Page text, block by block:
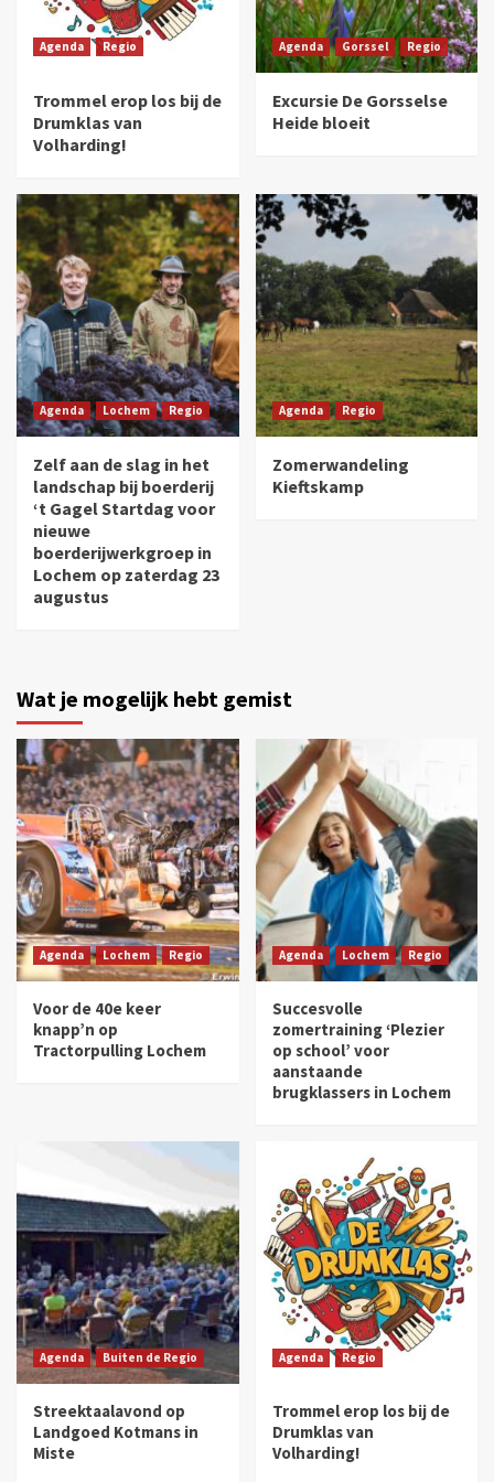
Agenda Regio
Trommel erop los bij de
Drumklas van
Volharding!
Agenda Gorssel Regio
Excursie De Gorsselse
Heide bloeit
Agenda Lochem Regio
Zelf aan de slag in het
landschap bij boerderij
‘t Gagel Startdag voor
nieuwe
boerderijwerkgroep in
Lochem op zaterdag 23
augustus
Agenda Regio
Zomerwandeling
Kieftskamp
Wat je mogelijk hebt gemist
Agenda Lochem Regio
Voor de 40e keer
knapp’n op
Tractorpulling Lochem
Agenda Lochem Regio
Succesvolle
zomertraining ‘Plezier
op school’ voor
aanstaande
brugklassers in Lochem
Agenda Buiten de Regio
Streektaalavond op
Landgoed Kotmans in
Miste
Agenda Regio
Trommel erop los bij de
Drumklas van
Volharding!